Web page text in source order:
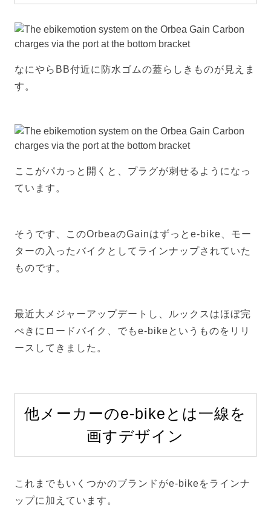
なにやらBB付近に防水ゴムの蓋らしきものが見えま
す。
ここがパカっと開くと、プラグが刺せるようになっ
ています。
そうです、このOrbeaのGainはずっとe-bike、モー
ターの入ったバイクとしてラインナップされていた
ものです。
最近大メジャーアップデートし、ルックスはほぼ完
ぺきにロードバイク、でもe-bikeというものをリリ
ースしてきました。
他メーカーのe-bikeとは一線を
画すデザイン
これまでもいくつかのブランドがe-bikeをラインナ
ップに加えています。